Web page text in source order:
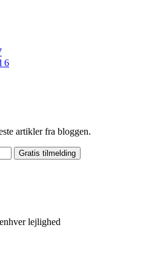
6
artikler fra bloggen.
Gratis tilmelding
lejlighed